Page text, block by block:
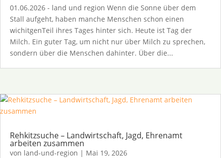
01.06.2026 - land und region Wenn die Sonne über dem
Stall aufgeht, haben manche Menschen schon einen
wichitgenTeil ihres Tages hinter sich. Heute ist Tag der
Milch. Ein guter Tag, um nicht nur über Milch zu sprechen,
sondern über die Menschen dahinter. Über die...
Rehkitzsuche – Landwirtschaft, Jagd, Ehrenamt
arbeiten zusammen
von land-und-region | Mai 19, 2026